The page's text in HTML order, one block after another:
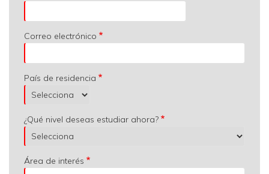
Correo electrónico
País de residencia
¿Qué nivel deseas estudiar ahora?
Área de interés